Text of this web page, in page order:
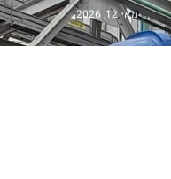
מאי 12, 2026